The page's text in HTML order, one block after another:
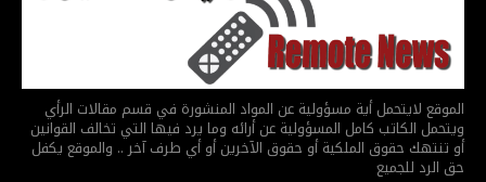
الموقع لايتحمل أية مسؤولية عن المواد المنشورة في قسم مقالات الرأي
ويتحمل الكاتب كامل المسؤولية عن أرائه وما يرد فيها التي تخالف القوانين
أو تنتهك حقوق الملكية أو حقوق الآخرين أو أي طرف آخر .. والموقع يكفل
حق الرد للجميع